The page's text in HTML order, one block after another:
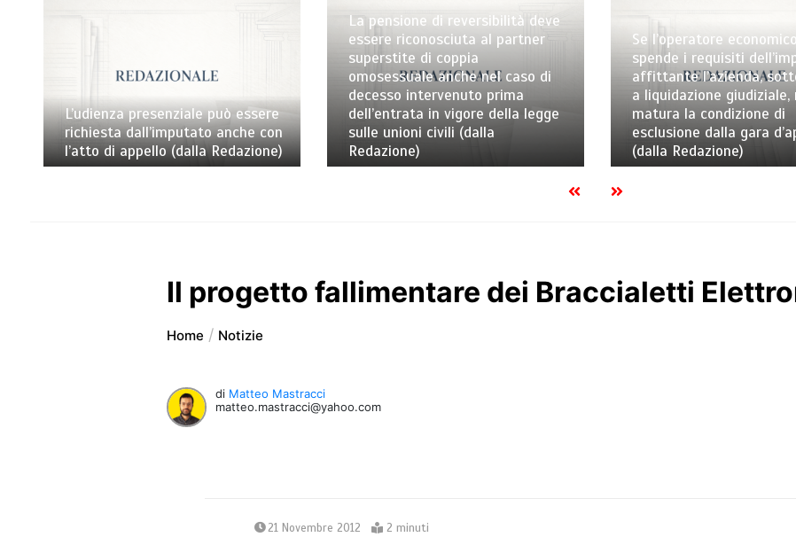
L’udienza presenziale può essere
richiesta dall’imputato anche con
l’atto di appello (dalla Redazione)
La pensione di reversibilità deve
essere riconosciuta al partner
superstite di coppia
omosessuale anche nel caso di
decesso intervenuto prima
dell’entrata in vigore della legge
sulle unioni civili (dalla
Redazione)
Se l’operatore
spende i requisiti
affittante l’azienda,
a liquidazione giudiziale,
matura la condizione di
esclusione dalla gara
(dalla Redazione)
Il progetto fallimentare dei Braccialetti
Home Notizie
di Matteo Mastracci
matteo.mastracci@yahoo.com
21 Novembre 2012 2 minuti